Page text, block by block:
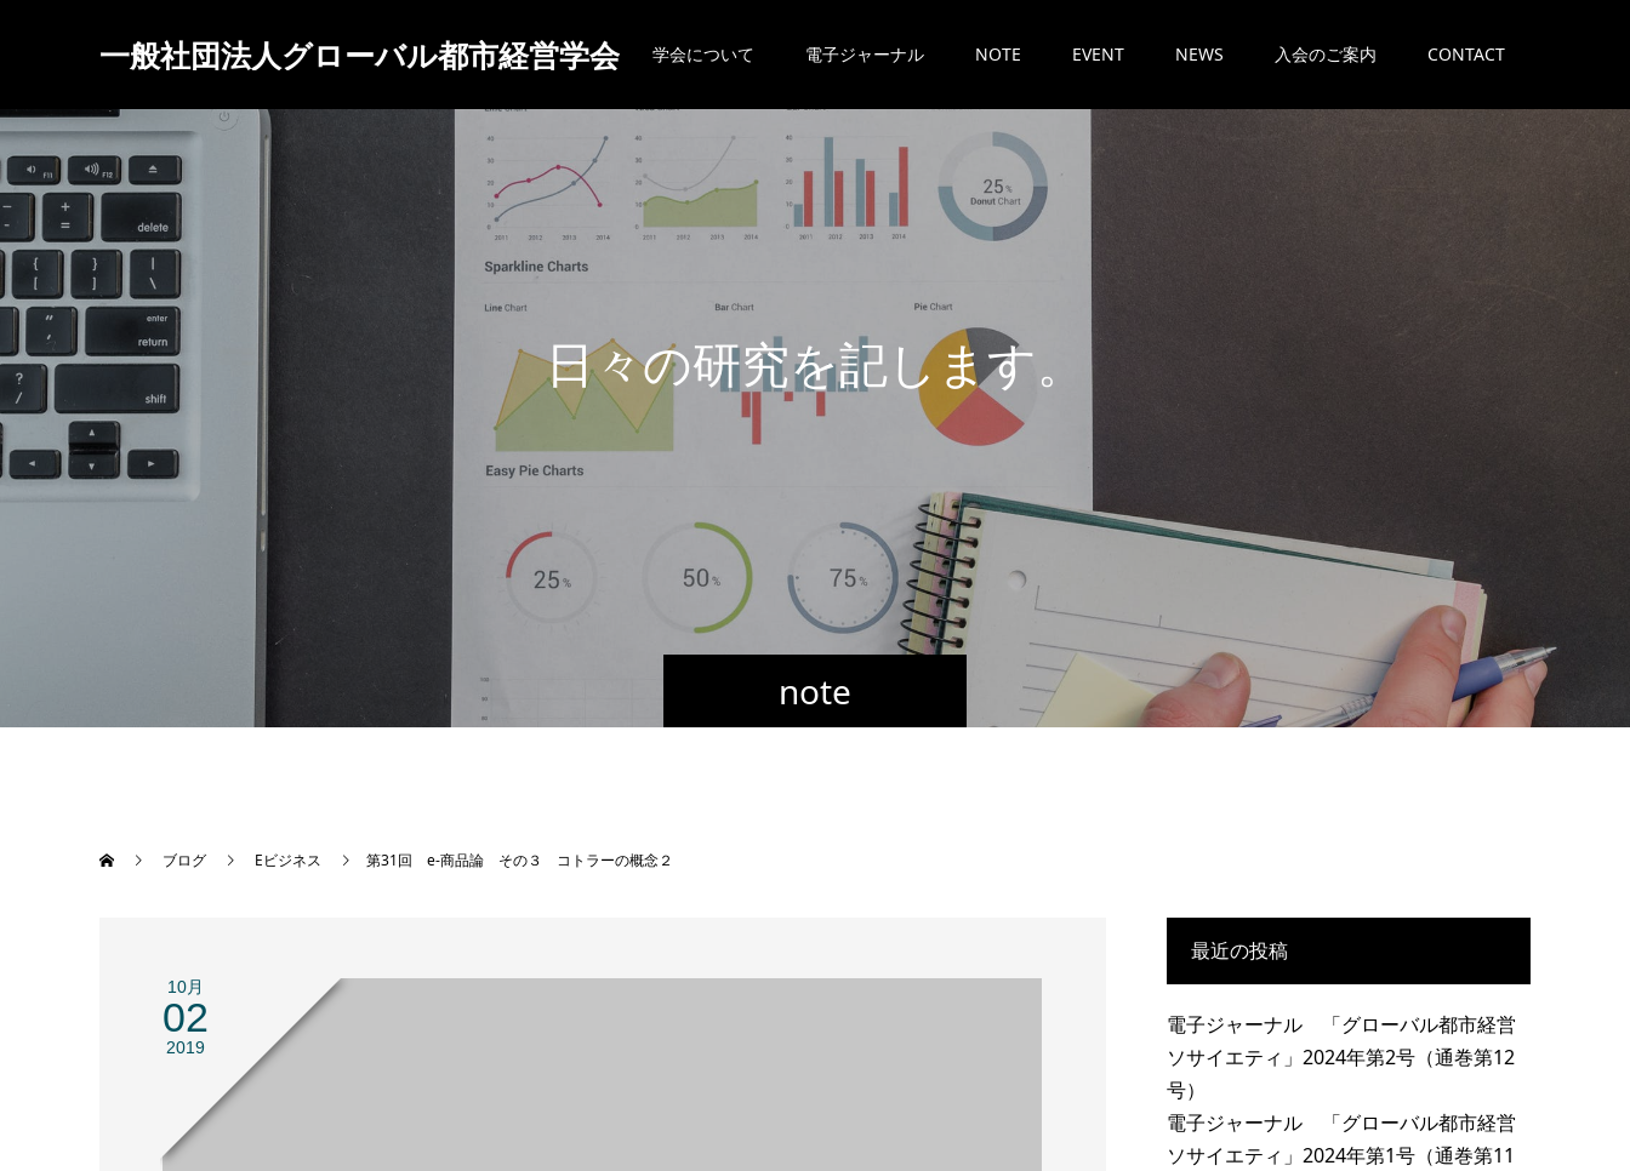
一般社団法人グローバル都市経営学会 学会について 電子ジャーナル NOTE EVENT NEWS 入会のご案内 CONTACT
note
日々の研究を記します。
ブログ Eビジネス 第31回 e-商品論 その３ コトラーの概念２
10月
02
2019
最近の投稿
電子ジャーナル 「グローバル都市経営
ソサイエティ」2024年第2号（通巻第12
号）
電子ジャーナル 「グローバル都市経営
ソサイエティ」2024年第1号（通巻第11